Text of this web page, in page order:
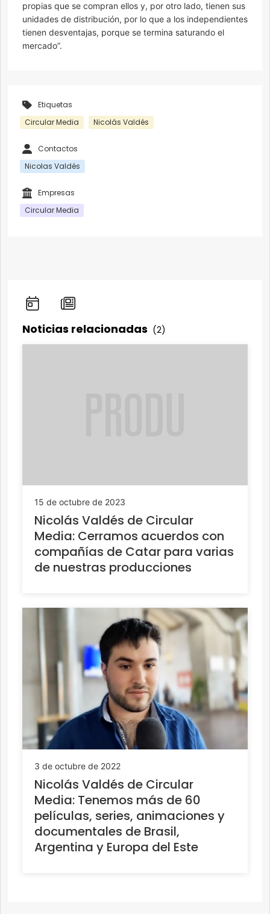
propias que se compran ellos y, por otro lado, tienen sus
unidades de distribución, por lo que a los independientes
tienen desventajas, porque se termina saturando el
mercado”.
Etiquetas
Circular Media
Nicolás Valdés
Contactos
Nicolas Valdés
Empresas
Circular Media
Noticias relacionadas (2)
15 de octubre de 2023
Nicolás Valdés de Circular
Media: Cerramos acuerdos con
compañías de Catar para varias
de nuestras producciones
3 de octubre de 2022
Nicolás Valdés de Circular
Media: Tenemos más de 60
películas, series, animaciones y
documentales de Brasil,
Argentina y Europa del Este